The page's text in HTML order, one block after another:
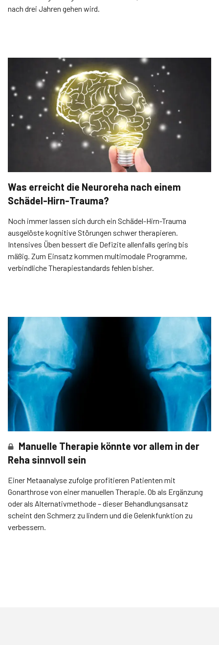
nach drei Jahren gehen wird.
Was erreicht die Neuroreha nach einem
Schädel-Hirn-Trauma?
Noch immer lassen sich durch ein Schädel-Hirn-­Trauma
ausgelöste kognitive Störungen schwer therapieren.
Intensives Üben bessert die Defizite allenfalls gering bis
mäßig. Zum Einsatz kommen multimodale Programme,
verbindliche Therapiestandards fehlen bisher.
Manuelle Therapie könnte vor allem in der
Reha sinnvoll sein
Einer Metaanalyse zufolge profitieren Patienten mit
Gonarthrose von einer manuellen Therapie. Ob als Ergänzung
oder als Alternativmethode – dieser Behandlungsansatz
scheint den Schmerz zu lindern und die Gelenkfunktion zu
verbessern.